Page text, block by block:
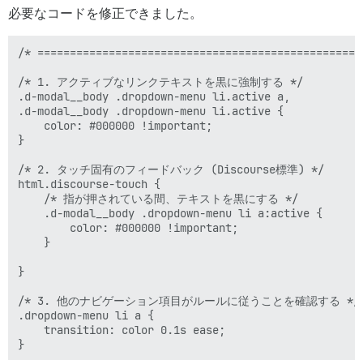
必要なコードを修正できました。
/*
/* 1. アクティブなリンクテキストを黒に強制する */
.d-modal__body .dropdown-menu li.active a,
.d-modal__body .dropdown-menu li.active {
    color: #000000 !important;
}
/* 2. タッチ固有のフィードバック (Discourse標準) */
html.discourse-touch {
    /* 指が押されている間、テキストを黒にする */
    .d-modal__body .dropdown-menu li a:active {
        color: #000000 !important;
    }
}
/* 3. 他のナビゲーション項目がルールに従うことを確認する */
.dropdown-menu li a {
    transition: color 0.1s ease;